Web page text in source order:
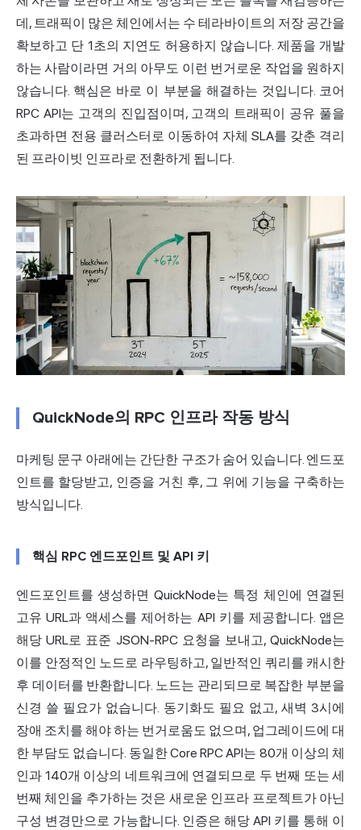
데, 트래픽이 많은 체인에서는 수 테라바이트의 저장 공간을
확보하고 단 1초의 지연도 허용하지 않습니다. 제품을 개발
하는 사람이라면 거의 아무도 이런 번거로운 작업을 원하지
않습니다. 핵심은 바로 이 부분을 해결하는 것입니다. 코어
RPC API는 고객의 진입점이며, 고객의 트래픽이 공유 풀을
초과하면 전용 클러스터로 이동하여 자체 SLA를 갖춘 격리
된 프라이빗 인프라로 전환하게 됩니다.
QuickNode의 RPC 인프라 작동 방식
마케팅 문구 아래에는 간단한 구조가 숨어 있습니다. 엔드포
인트를 할당받고, 인증을 거친 후, 그 위에 기능을 구축하는
방식입니다.
핵심 RPC 엔드포인트 및 API 키
엔드포인트를 생성하면 QuickNode는 특정 체인에 연결된
고유 URL과 액세스를 제어하는 API 키를 제공합니다. 앱은
해당 URL로 표준 JSON-RPC 요청을 보내고, QuickNode는
이를 안정적인 노드로 라우팅하고, 일반적인 쿼리를 캐시한
후 데이터를 반환합니다. 노드는 관리되므로 복잡한 부분을
신경 쓸 필요가 없습니다. 동기화도 필요 없고, 새벽 3시에
장애 조치를 해야 하는 번거로움도 없으며, 업그레이드에 대
한 부담도 없습니다. 동일한 Core RPC API는 80개 이상의 체
인과 140개 이상의 네트워크에 연결되므로 두 번째 또는 세
번째 체인을 추가하는 것은 새로운 인프라 프로젝트가 아닌
구성 변경만으로 가능합니다. 인증은 해당 API 키를 통해 이